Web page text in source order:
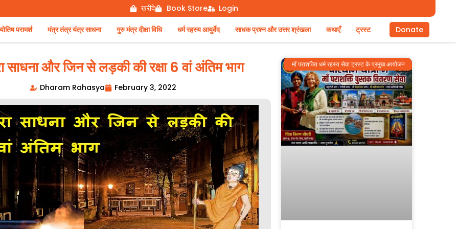
खरीदे Book Store Login
परामर्श मंत्र तंत्र यंत्र साधना गुरु मंत्र दीक्षा विधि धर्म रहस्य आयुर्वेद साधक प्रश्न और उत्तर श्रंखला कथाएँ ट्रस्ट Donate
साधना और जिन से लड़की की रक्षा 6 वां अंतिम भाग
Dharam Rahasya February 3, 2022
माँ पराशक्ति धर्म रहस्य सेवा ट्रस्ट के प्रमुख आयोजन